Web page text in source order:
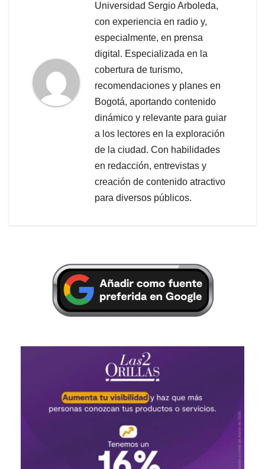
Universidad Sergio Arboleda,
con experiencia en radio y,
especialmente, en prensa
digital. Especializada en la
cobertura de turismo,
recomendaciones y planes en
Bogotá, aportando contenido
dinámico y relevante para guiar
a los lectores en la exploración
de la ciudad. Con habilidades
en redacción, entrevistas y
creación de contenido atractivo
para diversos públicos.